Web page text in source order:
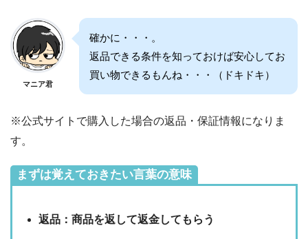
マニア君
確かに・・・。
返品できる条件を知っておけば安心してお
買い物できるもんね・・・（ドキドキ）
※公式サイトで購入した場合の返品・保証情報になりま
す。
まずは覚えておきたい言葉の意味
返品：商品を返して返金してもらう